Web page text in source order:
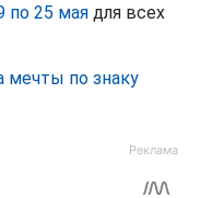
по 25 мая для всех
мечты по знаку